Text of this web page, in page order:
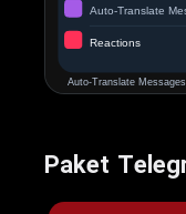
Paket